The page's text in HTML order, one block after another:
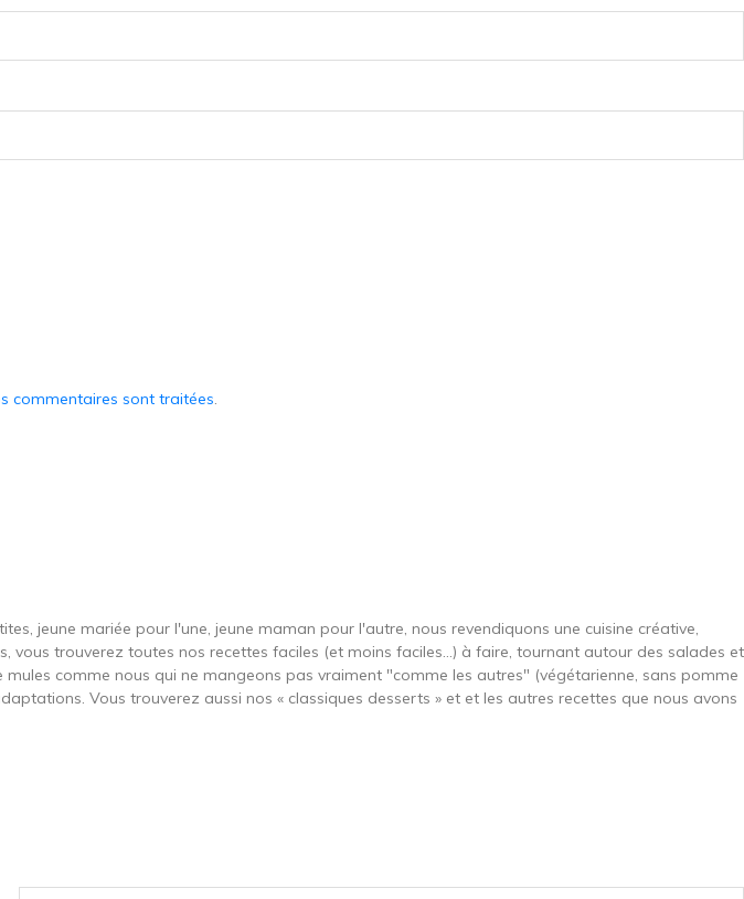
commentaires sont traitées.
jeune mariée pour l'une, jeune maman pour l'autre, nous revendiquons une cuisine créative,
vous trouverez toutes nos recettes faciles (et moins faciles…) à faire, tournant autour des salades et
comme nous qui ne mangeons pas vraiment "comme les autres" (végétarienne, sans pomme
Vous trouverez aussi nos « classiques desserts » et et les autres recettes que nous avons